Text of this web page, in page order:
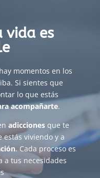
vida es
momentos en los
Si sientes que
lo que estás
acompañarte.
adicciones que te
viviendo y a
. Cada proceso es
a tus necesidades